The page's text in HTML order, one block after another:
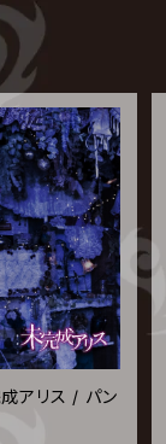
アリス / パン